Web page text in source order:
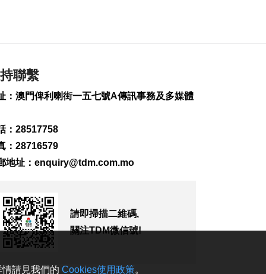
172
0
135
建設
2026-08-08 15:31
菲新星伊雅娜闖多倫
聯繫
：澳門俾利喇街一五七號A傳訊事務及多媒體
：28517758
：28716579
地址： enquiry@tdm.com.mo
請即掃描二維碼,
關注TDM微信號!
請見我們的 Cookies使用政策。